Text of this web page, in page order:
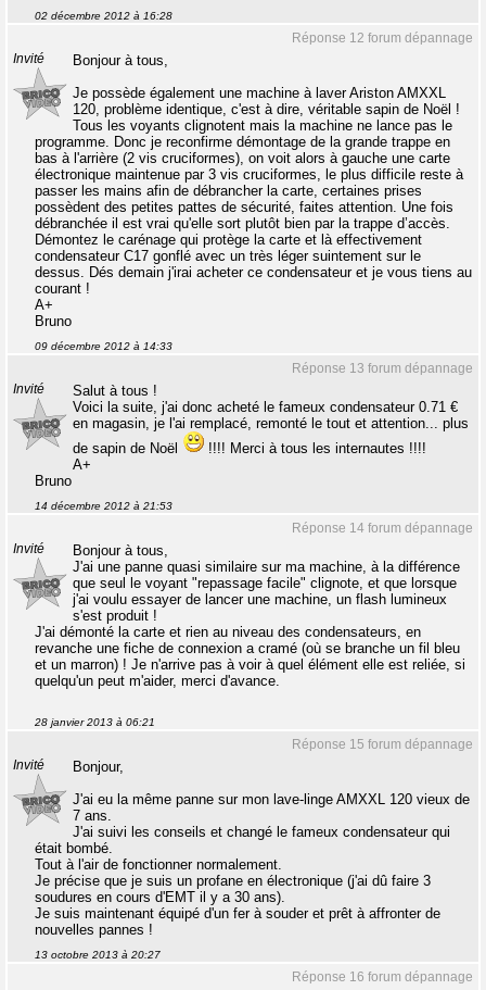
02 décembre 2012 à 16:28
Réponse 12 forum dépannage
Invité
Bonjour à tous,
Je possède également une machine à laver Ariston AMXXL
120, problème identique, c'est à dire, véritable sapin de Noël !
Tous les voyants clignotent mais la machine ne lance pas le
programme. Donc je reconfirme démontage de la grande trappe en
bas à l'arrière (2 vis cruciformes), on voit alors à gauche une carte
électronique maintenue par 3 vis cruciformes, le plus difficile reste à
passer les mains afin de débrancher la carte, certaines prises
possèdent des petites pattes de sécurité, faites attention. Une fois
débranchée il est vrai qu'elle sort plutôt bien par la trappe d’accès.
Démontez le carénage qui protège la carte et là effectivement
condensateur C17 gonflé avec un très léger suintement sur le
dessus. Dés demain j'irai acheter ce condensateur et je vous tiens au
courant !
A+
Bruno
09 décembre 2012 à 14:33
Réponse 13 forum dépannage
Invité
Salut à tous !
Voici la suite, j'ai donc acheté le fameux condensateur 0.71 €
en magasin, je l'ai remplacé, remonté le tout et attention... plus
de sapin de Noël
!!!! Merci à tous les internautes !!!!
A+
Bruno
14 décembre 2012 à 21:53
Réponse 14 forum dépannage
Invité
Bonjour à tous,
J'ai une panne quasi similaire sur ma machine, à la différence
que seul le voyant "repassage facile" clignote, et que lorsque
j'ai voulu essayer de lancer une machine, un flash lumineux
s'est produit !
J'ai démonté la carte et rien au niveau des condensateurs, en
revanche une fiche de connexion a cramé (où se branche un fil bleu
et un marron) ! Je n'arrive pas à voir à quel élément elle est reliée, si
quelqu'un peut m'aider, merci d'avance.
28 janvier 2013 à 06:21
Réponse 15 forum dépannage
Invité
Bonjour,
J'ai eu la même panne sur mon lave-linge AMXXL 120 vieux de
7 ans.
J'ai suivi les conseils et changé le fameux condensateur qui
était bombé.
Tout à l'air de fonctionner normalement.
Je précise que je suis un profane en électronique (j'ai dû faire 3
soudures en cours d'EMT il y a 30 ans).
Je suis maintenant équipé d'un fer à souder et prêt à affronter de
nouvelles pannes !
13 octobre 2013 à 20:27
Réponse 16 forum dépannage